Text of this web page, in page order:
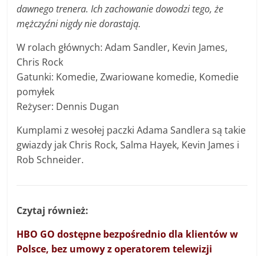
dawnego trenera. Ich zachowanie dowodzi tego, że
mężczyźni nigdy nie dorastają.
W rolach głównych: Adam Sandler, Kevin James,
Chris Rock
Gatunki: Komedie, Zwariowane komedie, Komedie
pomyłek
Reżyser: Dennis Dugan
Kumplami z wesołej paczki Adama Sandlera są takie
gwiazdy jak Chris Rock, Salma Hayek, Kevin James i
Rob Schneider.
Czytaj również:
HBO GO dostępne bezpośrednio dla klientów w
Polsce, bez umowy z operatorem telewizji